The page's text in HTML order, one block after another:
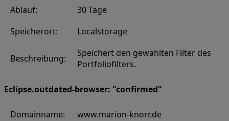
Ablauf:
30 Tage
Speicherort:
Localstorage
Beschreibung:
Speichert den gewählten Filter des
Portfoliofilters.
Eclipse.outdated-browser: "confirmed"
Domainname:
www.marion-knorr.de